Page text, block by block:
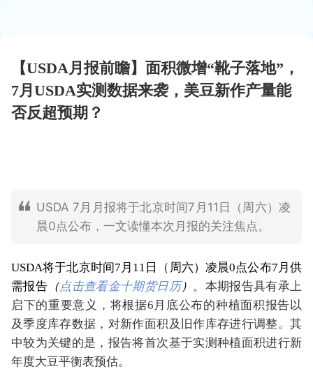
【USDA月报前瞻】面积微增“靴子落地”，
7月USDA实测数据来袭，美豆新作产量能
否反超预期？
USDA 7月月报将于北京时间7月11日（周六）凌
晨0点公布，一文读懂本次月报的关注焦点。
USDA将于北京时间7月11日（周六）凌晨0点公布7月供
需报告 （点击查看金十期货日历） 。本期报告具有承上
启下的重要意义，将根据6月底公布的种植面积报告以
及季度库存数据，对新作面积及旧作库存进行调整。其
中较为关键的是，报告将首次基于实测种植面积进行新
年度大豆平衡表预估。